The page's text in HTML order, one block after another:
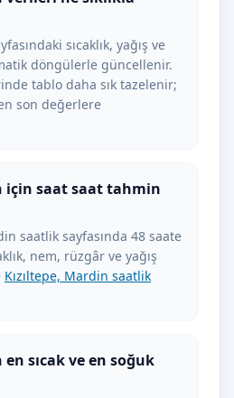
sıcaklık, yağış ve
döngülerle güncellenir.
tablo daha sık tazelenir;
son değerlere
için saat saat tahmin
saatlik sayfasında 48 saate
nem, rüzgâr ve yağış
Kızıltepe, Mardin saatlik
en sıcak ve en soğuk